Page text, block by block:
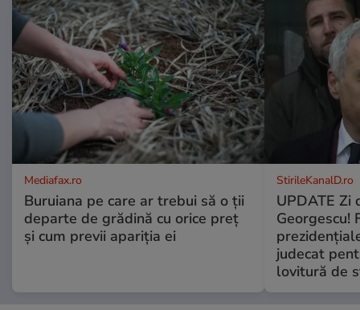
Mediafax.ro
Buruiana pe care ar trebui să o ții
departe de grădină cu orice preț
și cum previi apariția ei
StirileKanalD.ro
UPDATE Zi
Georgescu!
judecat
lovitură de